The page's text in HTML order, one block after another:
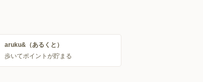
aruku&（あるくと）
歩いてポイントが貯まる